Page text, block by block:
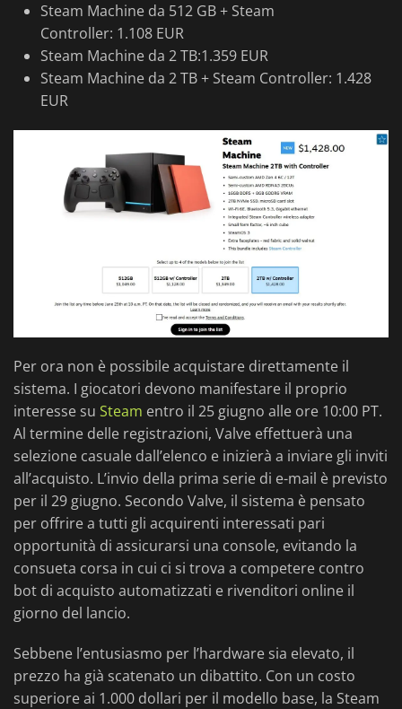
Steam Machine da 512 GB + Steam
Controller: 1.108 EUR
Steam Machine da 2 TB:1.359 EUR
Steam Machine da 2 TB + Steam Controller: 1.428
EUR
Per ora non è possibile acquistare direttamente il
sistema. I giocatori devono manifestare il proprio
interesse su Steam entro il 25 giugno alle ore 10:00 PT.
Al termine delle registrazioni, Valve effettuerà una
selezione casuale dall’elenco e inizierà a inviare gli inviti
all’acquisto. L’invio della prima serie di e-mail è previsto
per il 29 giugno. Secondo Valve, il sistema è pensato
per offrire a tutti gli acquirenti interessati pari
opportunità di assicurarsi una console, evitando la
consueta corsa in cui ci si trova a competere contro
bot di acquisto automatizzati e rivenditori online il
giorno del lancio.
Sebbene l’entusiasmo per l’hardware sia elevato, il
prezzo ha già scatenato un dibattito. Con un costo
superiore ai 1.000 dollari per il modello base, la Steam